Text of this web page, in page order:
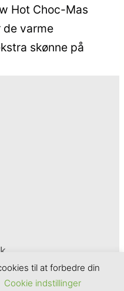
Hot Choc-Mas
varme
skønne på
til at forbedre din
Cookie indstillinger